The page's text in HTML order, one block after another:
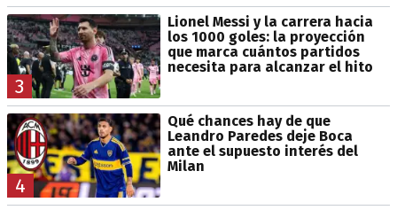
3
Lionel Messi y la carrera hacia
los 1000 goles: la proyección
que marca cuántos partidos
necesita para alcanzar el hito
4
Qué chances hay de que
Leandro Paredes deje Boca
ante el supuesto interés del
Milan